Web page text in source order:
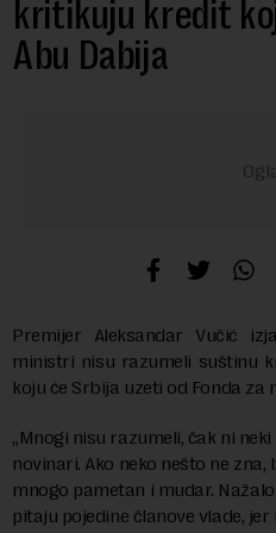
kritikuju kredit
Abu Dabija
Premijer Aleksandar Vučić
ministri nisu razumeli suštinu
koju će Srbija uzeti od Fonda za
„Mnogi nisu razumeli, čak ni
novinari. Ako neko nešto ne
mnogo pametan i mudar.
pitaju pojedine članove vlade,